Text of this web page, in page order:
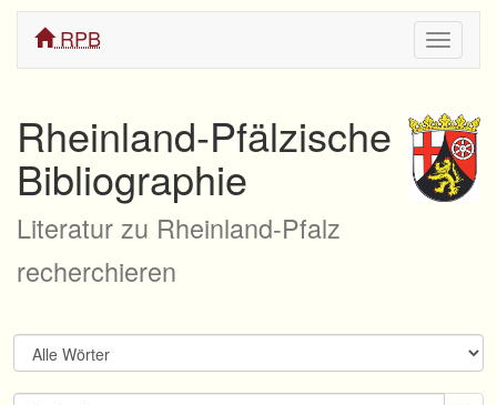
ein/
RPB
Rheinland-Pfälzische
Bibliographie
Literatur zu Rheinland-Pfalz
recherchieren